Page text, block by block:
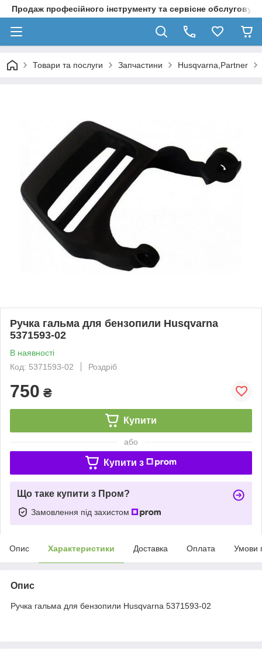
Продаж професійного інструменту та сервісне
Товари та послуги Запчастини Husqvarna,Partner
Ручка гальма для бензопили Husqvarna
5371593-02
В наявності
Код: 5371593-02
Роздріб
750 ₴
Купити
або
Купити з
Що таке купити з Пром?
Замовлення під захистом
Опис Характеристики Доставка Оплата Умови
Опис
Ручка гальма для бензопили Husqvarna 5371593-02